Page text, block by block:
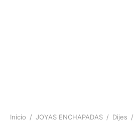
Inicio / JOYAS ENCHAPADAS / Dijes /